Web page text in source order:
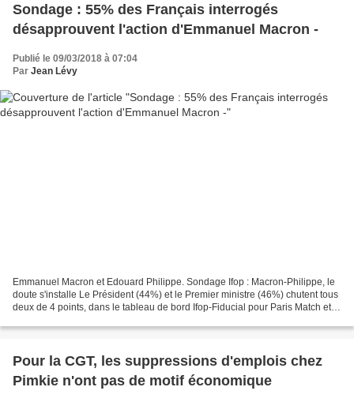
Sondage : 55% des Français interrogés
désapprouvent l'action d'Emmanuel Macron -
Publié le 09/03/2018 à 07:04
Par Jean Lévy
Emmanuel Macron et Edouard Philippe. Sondage Ifop : Macron-Philippe, le
doute s'installe Le Président (44%) et le Premier ministre (46%) chutent tous
deux de 4 points, dans le tableau de bord Ifop-Fiducial pour Paris Match et
Pour la CGT, les suppressions d'emplois chez
Pimkie n'ont pas de motif économique